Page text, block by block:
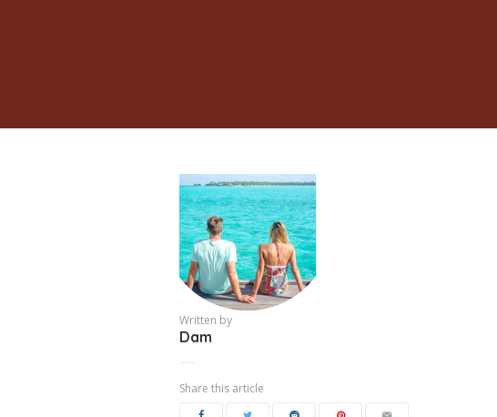
Written by
Dam
Share this article